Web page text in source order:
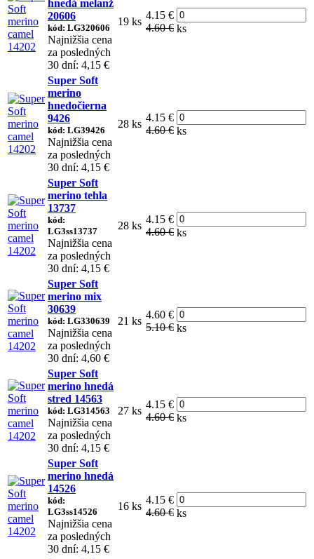
hnedá melanž
20606
kód: LG320606
Najnižšia cena
za posledných
30 dní: 4,15 €
19 ks
4.15 €
4.60 € ks
Super Soft
merino
hnedočierna
9426
kód: LG39426
Najnižšia cena
za posledných
30 dní: 4,15 €
28 ks
4.15 €
4.60 € ks
Super Soft
merino tehla
13737
kód:
LG3ss13737
Najnižšia cena
za posledných
30 dní: 4,15 €
28 ks
4.15 €
4.60 € ks
Super Soft
merino mix
30639
kód: LG330639
Najnižšia cena
za posledných
30 dní: 4,60 €
21 ks
4.60 €
5.10 € ks
Super Soft
merino hnedá
stred 14563
kód: LG314563
Najnižšia cena
za posledných
30 dní: 4,15 €
27 ks
4.15 €
4.60 € ks
Super Soft
merino hnedá
14526
kód:
LG3ss14526
Najnižšia cena
za posledných
30 dní: 4,15 €
16 ks
4.15 €
4.60 € ks